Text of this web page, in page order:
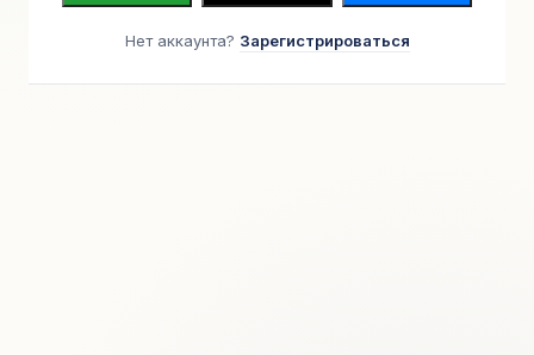
Нет аккаунта? Зарегистрироваться